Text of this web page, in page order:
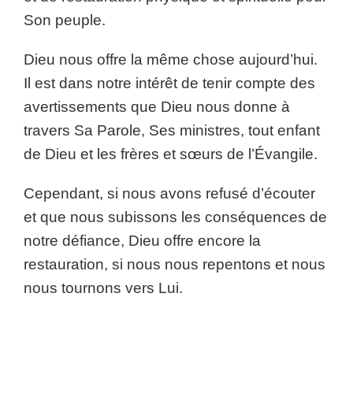
Son peuple.
Dieu nous offre la même chose aujourd’hui.
Il est dans notre intérêt de tenir compte des
avertissements que Dieu nous donne à
travers Sa Parole, Ses ministres, tout enfant
de Dieu et les frères et sœurs de l’Évangile.
Cependant, si nous avons refusé d’écouter
et que nous subissons les conséquences de
notre défiance, Dieu offre encore la
restauration, si nous nous repentons et nous
nous tournons vers Lui.